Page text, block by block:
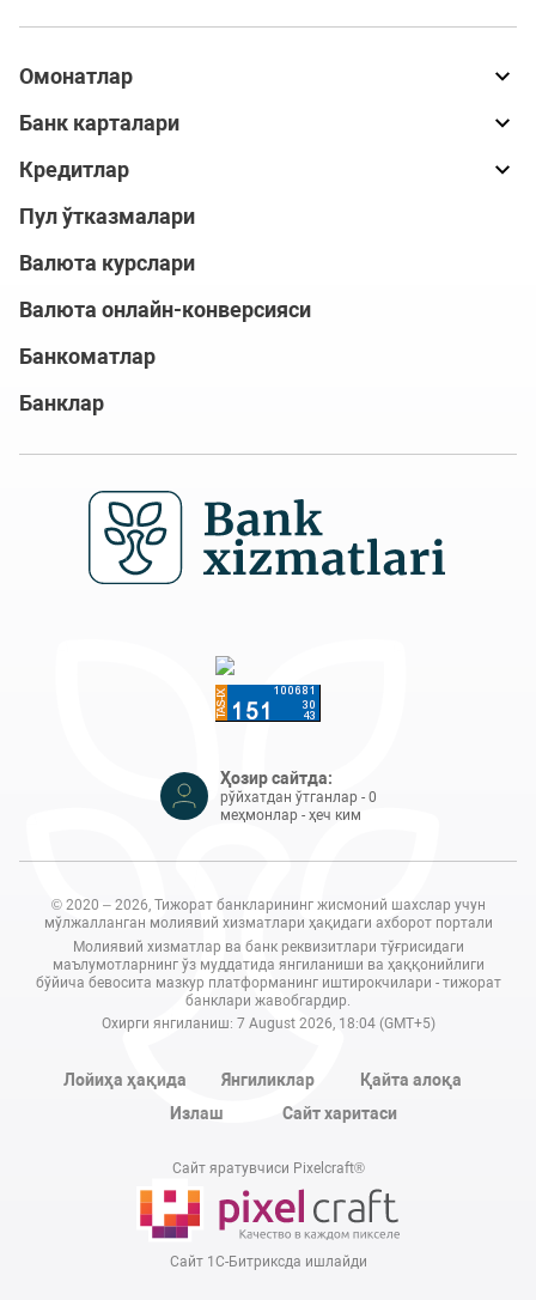
Омонатлар
Банк карталари
Кредитлар
Пул ўтказмалари
Валюта курслари
Валюта онлайн-конверсияси
Банкоматлар
Банклар
Ҳозир сайтда:
рўйхатдан ўтганлар - 0
меҳмонлар - ҳеч ким
© 2020 – 2026, Тижорат банкларининг жисмоний шахслар учун
мўлжалланган молиявий хизматлари ҳақидаги ахборот портали
Молиявий хизматлар ва банк реквизитлари тўғрисидаги
маълумотларнинг ўз муддатида янгиланиши ва ҳаққонийлиги
бўйича бевосита мазкур платформанинг иштирокчилари - тижорат
банклари жавобгардир.
Охирги янгиланиш: 7 August 2026, 18:04 (GMT+5)
Лойиҳа ҳақида Янгиликлар
Қайта алоқа
Излаш
Сайт харитаси
Сайт яратувчиси Pixelcraft®
Сайт 1C-Битриксда ишлайди